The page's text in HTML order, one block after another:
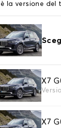
la versione del
X7
X7
a
le calze da